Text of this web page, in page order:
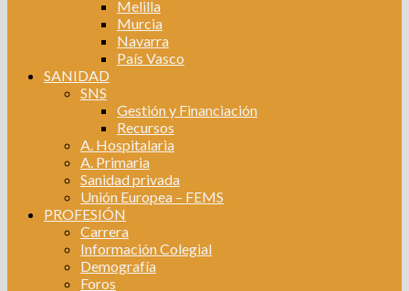
Melilla
Murcia
Navarra
País Vasco
SANIDAD
SNS
Gestión y Financiación
Recursos
A. Hospitalaria
A. Primaria
Sanidad privada
Unión Europea – FEMS
PROFESIÓN
Carrera
Información Colegial
Demografía
Foros